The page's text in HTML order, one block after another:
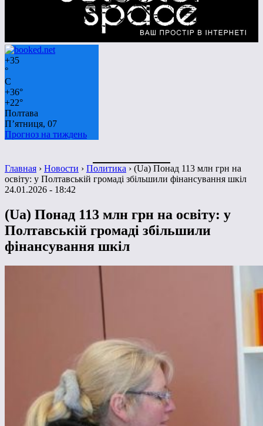
+35
°
C
+36°
+22°
Полтава
П’ятниця, 07
Прогноз на тиждень
Главная › Новости › Политика › (Ua) Понад 113 млн грн на
освіту: у Полтавській громаді збільшили фінансування шкіл
24.01.2026 - 18:42
(Ua) Понад 113 млн грн на освіту: у
Полтавській громаді збільшили
фінансування шкіл